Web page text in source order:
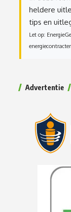
heldere
tips en
Let op:
Advertentie